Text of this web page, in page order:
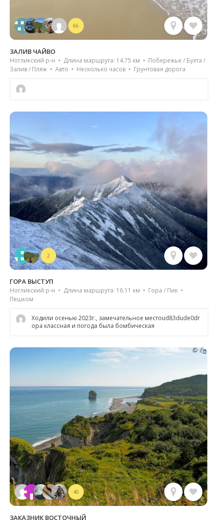
66
ЗАЛИВ ЧАЙВО
Ногликский р-н • Длина маршрута: 14.75 км • Побережье / Бухта /
Залив / Пляж • Авто • Несколько часов • Грунтовая дорога
2
ГОРА ВЫСТУП
Ногликский р-н • Длина маршрута: 16.11 км • Гора / Пик •
Пешком
Ходили осенью 2023г., замечательное местоud83dude0dг
ора классная и погода была бомбическая
40
ЗАКАЗНИК ВОСТОЧНЫЙ